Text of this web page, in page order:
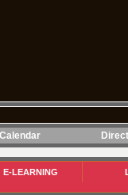
Calendar
E-LEARNING